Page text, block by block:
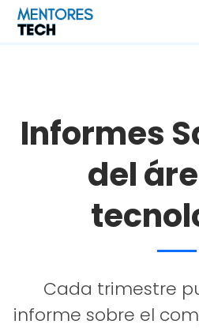
Informes
del
Cada trimestre
informe sobre el